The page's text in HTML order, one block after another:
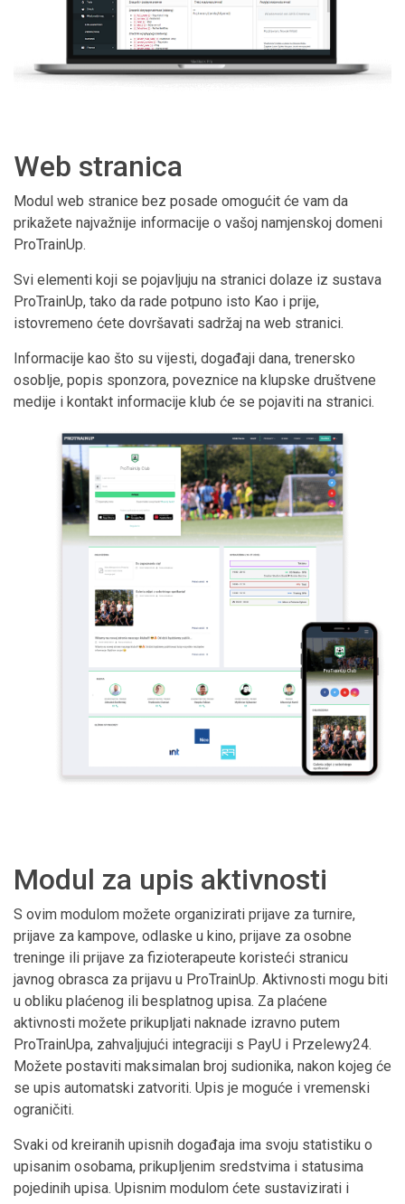
Web stranica
Modul web stranice bez posade omogućit će vam da
prikažete najvažnije informacije o vašoj namjenskoj domeni
ProTrainUp.
Svi elementi koji se pojavljuju na stranici dolaze iz sustava
ProTrainUp, tako da rade potpuno isto Kao i prije,
istovremeno ćete dovršavati sadržaj na web stranici.
Informacije kao što su vijesti, događaji dana, trenersko
osoblje, popis sponzora, poveznice na klupske društvene
medije i kontakt informacije klub će se pojaviti na stranici.
Modul za upis aktivnosti
S ovim modulom možete organizirati prijave za turnire,
prijave za kampove, odlaske u kino, prijave za osobne
treninge ili prijave za fizioterapeute koristeći stranicu
javnog obrasca za prijavu u ProTrainUp. Aktivnosti mogu biti
u obliku plaćenog ili besplatnog upisa. Za plaćene
aktivnosti možete prikupljati naknade izravno putem
ProTrainUpa, zahvaljujući integraciji s PayU i Przelewy24.
Možete postaviti maksimalan broj sudionika, nakon kojeg će
se upis automatski zatvoriti. Upis je moguće i vremenski
ograničiti.
Svaki od kreiranih upisnih događaja ima svoju statistiku o
upisanim osobama, prikupljenim sredstvima i statusima
pojedinih upisa. Upisnim modulom ćete sustavizirati i